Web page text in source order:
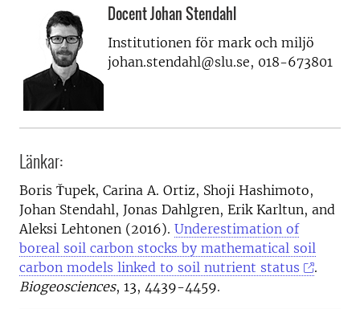
Docent Johan Stendahl
Institutionen för mark och miljö
johan.stendahl@slu.se, 018-673801
Länkar:
Boris Ťupek, Carina A. Ortiz, Shoji Hashimoto,
Johan Stendahl, Jonas Dahlgren, Erik Karltun, and
Aleksi Lehtonen (2016). Underestimation of
boreal soil carbon stocks by mathematical soil
carbon models linked to soil nutrient status
.
Biogeosciences, 13, 4439-4459.